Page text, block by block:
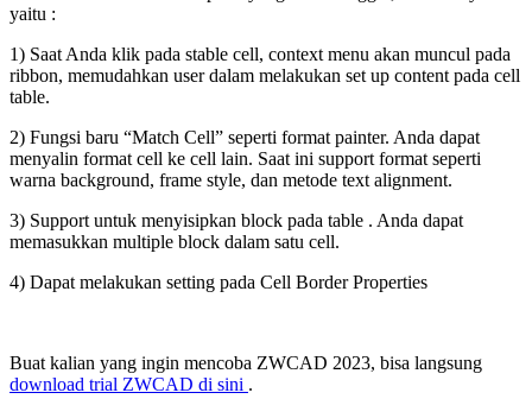
yaitu :
1) Saat Anda klik pada stable cell, context menu akan muncul pada
ribbon, memudahkan user dalam melakukan set up content pada cell
table.
2) Fungsi baru “Match Cell” seperti format painter. Anda dapat
menyalin format cell ke cell lain. Saat ini support format seperti
warna background, frame style, dan metode text alignment.
3) Support untuk menyisipkan block pada table . Anda dapat
memasukkan multiple block dalam satu cell.
4) Dapat melakukan setting pada Cell Border Properties
Buat kalian yang ingin mencoba ZWCAD 2023, bisa langsung
download trial ZWCAD di sini .